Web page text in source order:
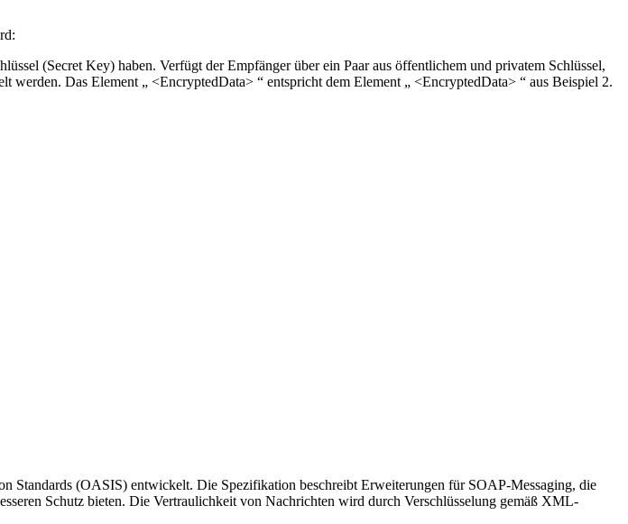
(Secret Key) haben. Verfügt der Empfänger über ein Paar aus öffentlichem und privatem Schlüssel,
Das Element „ <EncryptedData> “ entspricht dem Element „ <EncryptedData> “ aus Beispiel 2.
(OASIS) entwickelt. Die Spezifikation beschreibt Erweiterungen für SOAP-Messaging, die
Schutz bieten. Die Vertraulichkeit von Nachrichten wird durch Verschlüsselung gemäß XML-